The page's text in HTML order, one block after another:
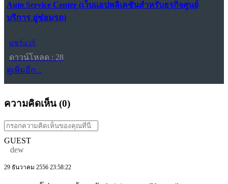
Auto Service Center (เว็บแอปพลิเคชันสำหรับธุรกิจศูนย์
บริการ อู่ซ่อมรถ)
แชร์แวร์
ดาวน์โหลด : 28
ดูเพิ่มอีก...
ความคิดเห็น (0)
GUEST
dew
29 ธันวาคม 2556 23:58:22